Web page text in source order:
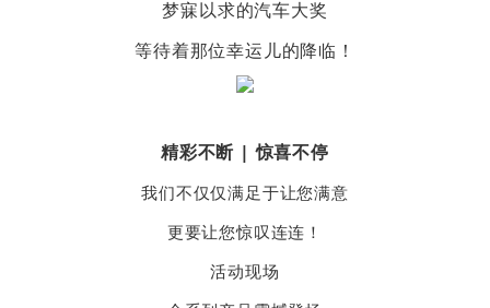
梦寐以求的汽车大奖
等待着那位幸运儿的降临！
精彩不断 | 惊喜不停
我们不仅仅满足于让您满意
更要让您惊叹连连！
活动现场